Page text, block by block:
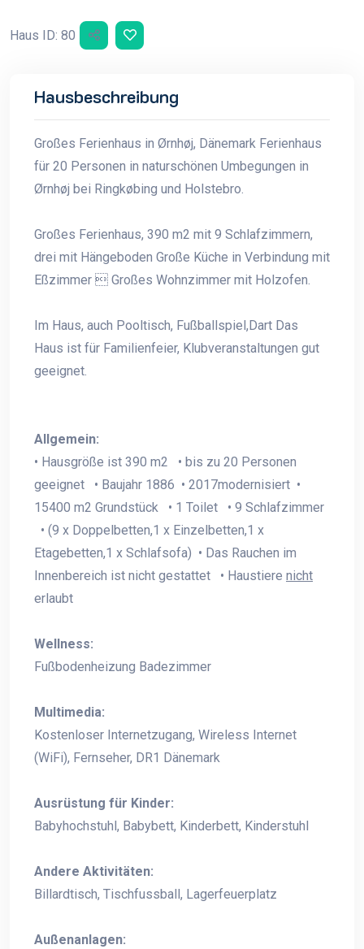
Haus ID: 80
Hausbeschreibung
Großes Ferienhaus in Ørnhøj, Dänemark Ferienhaus
für 20 Personen in naturschönen Umbegungen in
Ørnhøj bei Ringkøbing und Holstebro.
Großes Ferienhaus, 390 m2 mit 9 Schlafzimmern,
drei mit Hängeboden Große Küche in Verbindung mit
Eßzimmer  Großes Wohnzimmer mit Holzofen.
Im Haus, auch Pooltisch, Fußballspiel,Dart Das
Haus ist für Familienfeier, Klubveranstaltungen gut
geeignet.
Allgemein:
• Hausgröße ist 390 m2 • bis zu 20 Personen
geeignet • Baujahr 1886 • 2017modernisiert •
15400 m2 Grundstück • 1 Toilet • 9 Schlafzimmer
• (9 x Doppelbetten,1 x Einzelbetten,1 x
Etagebetten,1 x Schlafsofa) • Das Rauchen im
Innenbereich ist nicht gestattet • Haustiere nicht
erlaubt
Wellness:
Fußbodenheizung Badezimmer
Multimedia:
Kostenloser Internetzugang, Wireless Internet
(WiFi), Fernseher, DR1 Dänemark
Ausrüstung für Kinder:
Babyhochstuhl, Babybett, Kinderbett, Kinderstuhl
Andere Aktivitäten:
Billardtisch, Tischfussball, Lagerfeuerplatz
Außenanlagen: